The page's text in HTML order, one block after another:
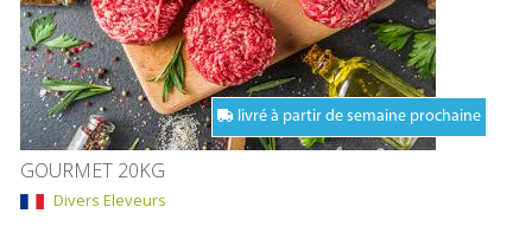
livré à partir de semaine prochaine
GOURMET 20KG
Divers Eleveurs